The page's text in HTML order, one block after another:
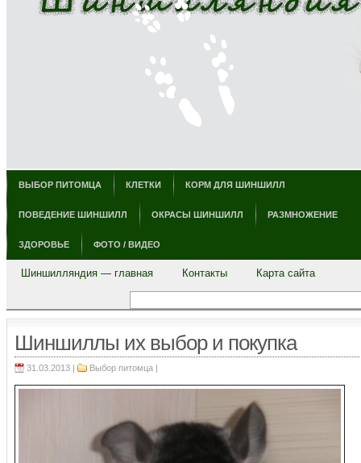
ВЫБОР ПИТОМЦА КЛЕТКИ КОРМ ДЛЯ ШИНШИЛЛ
ПОВЕДЕНИЕ ШИНШИЛЛ ОКРАСЫ ШИНШИЛЛ РАЗМНОЖЕНИЕ
ЗДОРОВЬЕ ФОТО / ВИДЕО
Шиншилляндия — главная Контакты Карта сайта
Шиншиллы их выбор и покупка
31.03.2013 | Выбор питомца |